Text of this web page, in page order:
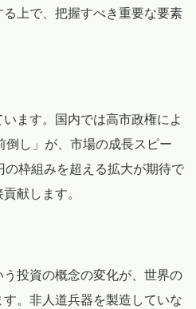
上で、把握すべき重要な要素
ます。国内では高市政権によ
倒し」が、市場の成長スピー
の枠組みを超える拡大が期待で
献します。
う投資の概念の変化が、世界の
。非人道兵器を製造していな